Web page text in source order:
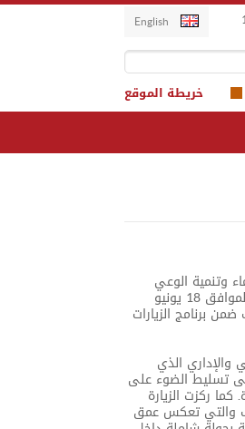
English
خريطة الموقع
وتنمية الوعي
بالإرث الثقافي للدولة، نظمت كلية الدفاع الوطني يوم الأربعاء الموافق 18 يونيو
برنامج الزيارات
والإداري الذي
تسليط الضوء على
ركزت الزيارة
والتي تعكس عمق